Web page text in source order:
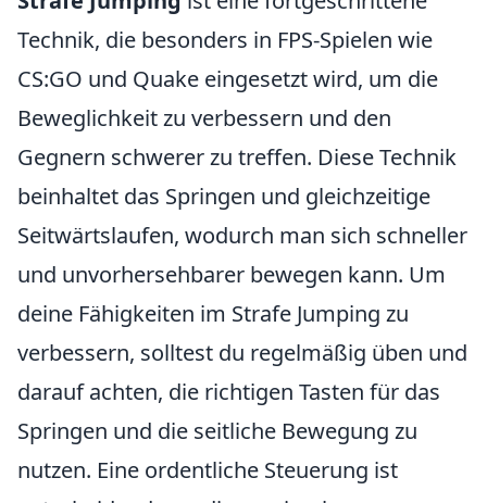
Technik, die besonders in FPS-Spielen wie
CS:GO und Quake eingesetzt wird, um die
Beweglichkeit zu verbessern und den
Gegnern schwerer zu treffen. Diese Technik
beinhaltet das Springen und gleichzeitige
Seitwärtslaufen, wodurch man sich schneller
und unvorhersehbarer bewegen kann. Um
deine Fähigkeiten im Strafe Jumping zu
verbessern, solltest du regelmäßig üben und
darauf achten, die richtigen Tasten für das
Springen und die seitliche Bewegung zu
nutzen. Eine ordentliche Steuerung ist